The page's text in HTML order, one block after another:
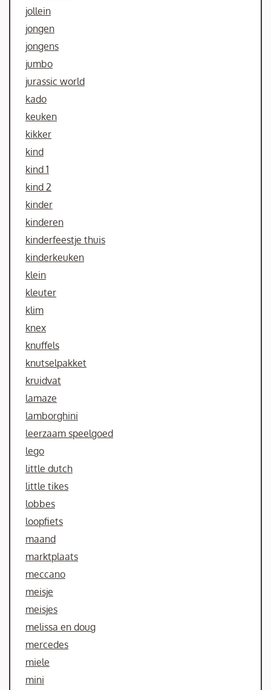
jollein
jongen
jongens
jumbo
jurassic world
kado
keuken
kikker
kind
kind 1
kind 2
kinder
kinderen
kinderfeestje thuis
kinderkeuken
klein
kleuter
klim
knex
knuffels
knutselpakket
kruidvat
lamaze
lamborghini
leerzaam speelgoed
lego
little dutch
little tikes
lobbes
loopfiets
maand
marktplaats
meccano
meisje
meisjes
melissa en doug
mercedes
miele
mini